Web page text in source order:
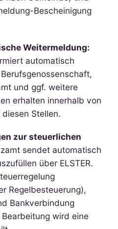
Bescheinigung
Weitermeldung:
automatisch
und ggf. weitere
erhalten innerhalb von
Stellen.
zur steuerlichen
sendet automatisch
über ELSTER.
Regelbesteuerung),
Bankverbindung
wird eine